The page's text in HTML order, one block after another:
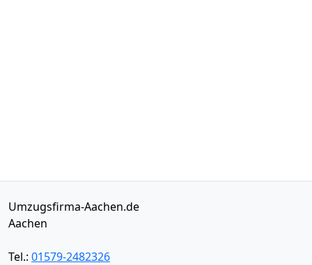
Umzugsfirma-Aachen.de
Aachen
Tel.: 01579-2482326